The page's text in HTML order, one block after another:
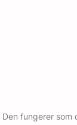
fungerer